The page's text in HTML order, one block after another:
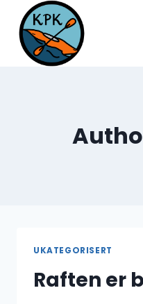
content
UKATEGORISERT
Raften er